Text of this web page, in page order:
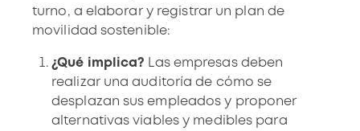
turno, a elaborar y registrar un plan de
movilidad sostenible:
¿Qué implica? Las empresas deben
realizar una auditoría de cómo se
desplazan sus empleados y proponer
alternativas viables y medibles para